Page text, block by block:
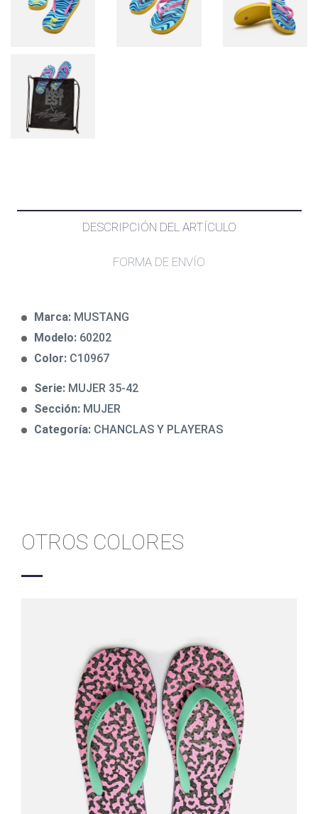
DESCRIPCIÓN DEL ARTÍCULO
FORMA DE ENVÍO
Marca: MUSTANG
Modelo: 60202
Color: C10967
Serie: MUJER 35-42
Sección: MUJER
Categoría: CHANCLAS Y PLAYERAS
OTROS COLORES